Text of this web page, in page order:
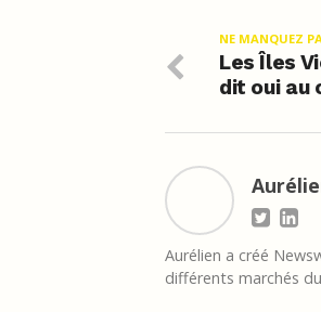
NE MANQUEZ
Les Îles
dit oui au
Aurélien a créé
différents marchés